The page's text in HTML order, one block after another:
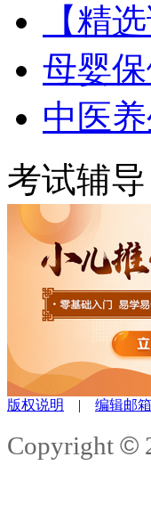
【精
母婴
中医
考试辅导
版权说明 | 编辑邮箱
Copyright ©